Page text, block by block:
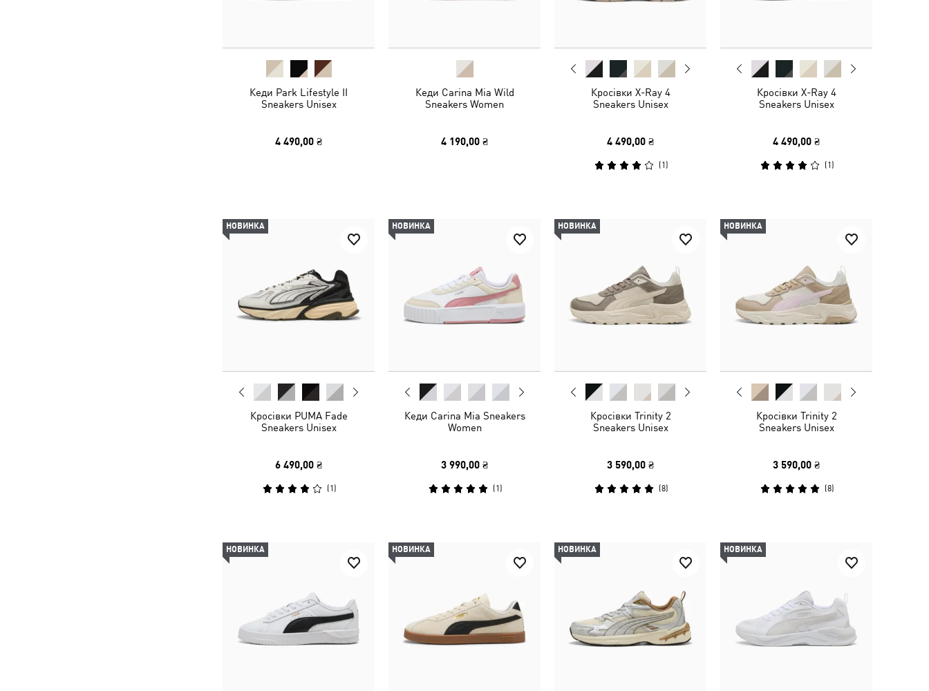
Кеди Park Lifestyle II
Sneakers Unisex
4 490,00 ₴
Кеди Carina Mia Wild
Sneakers Women
4 190,00 ₴
Кросівки X-Ray 4
Sneakers Unisex
4 490,00 ₴
(1 )
Кросівки X-Ray 4
Sneakers Unisex
4 490,00 ₴
(1 )
НОВИНКА
Кросівки PUMA Fade
Sneakers Unisex
6 490,00 ₴
(1 )
НОВИНКА
Кеди Carina Mia Sneakers
Women
3 990,00 ₴
(1 )
НОВИНКА
Кросівки Trinity 2
Sneakers Unisex
3 590,00 ₴
(8)
НОВИНКА
Кросівки Trinity 2
Sneakers Unisex
3 590,00 ₴
(8)
НОВИНКА НОВИНКА НОВИНКА НОВИНКА